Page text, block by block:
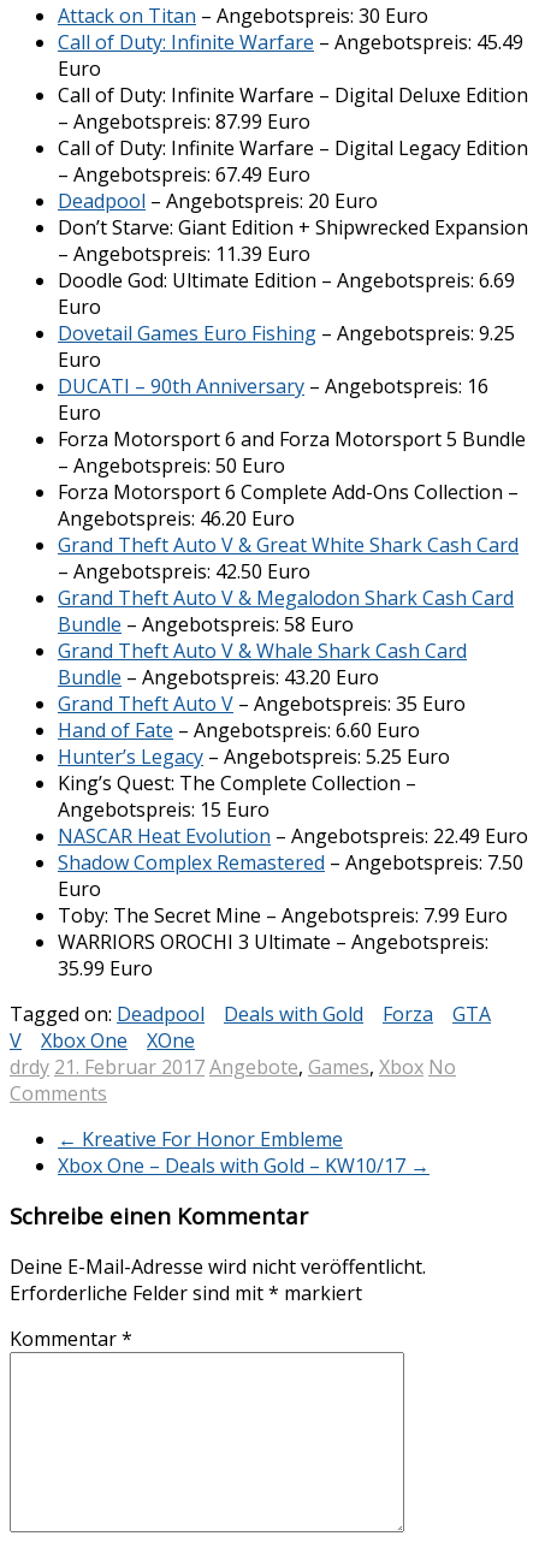
Attack on Titan – Angebotspreis: 30 Euro
Call of Duty: Infinite Warfare – Angebotspreis: 45.49
Euro
Call of Duty: Infinite Warfare – Digital Deluxe Edition
– Angebotspreis: 87.99 Euro
Call of Duty: Infinite Warfare – Digital Legacy Edition
– Angebotspreis: 67.49 Euro
Deadpool – Angebotspreis: 20 Euro
Don’t Starve: Giant Edition + Shipwrecked Expansion
– Angebotspreis: 11.39 Euro
Doodle God: Ultimate Edition – Angebotspreis: 6.69
Euro
Dovetail Games Euro Fishing – Angebotspreis: 9.25
Euro
DUCATI – 90th Anniversary – Angebotspreis: 16
Euro
Forza Motorsport 6 and Forza Motorsport 5 Bundle
– Angebotspreis: 50 Euro
Forza Motorsport 6 Complete Add-Ons Collection –
Angebotspreis: 46.20 Euro
Grand Theft Auto V & Great White Shark Cash Card
– Angebotspreis: 42.50 Euro
Grand Theft Auto V & Megalodon Shark Cash Card
Bundle – Angebotspreis: 58 Euro
Grand Theft Auto V & Whale Shark Cash Card
Bundle – Angebotspreis: 43.20 Euro
Grand Theft Auto V – Angebotspreis: 35 Euro
Hand of Fate – Angebotspreis: 6.60 Euro
Hunter’s Legacy – Angebotspreis: 5.25 Euro
King’s Quest: The Complete Collection –
Angebotspreis: 15 Euro
NASCAR Heat Evolution – Angebotspreis: 22.49 Euro
Shadow Complex Remastered – Angebotspreis: 7.50
Euro
Toby: The Secret Mine – Angebotspreis: 7.99 Euro
WARRIORS OROCHI 3 Ultimate – Angebotspreis:
35.99 Euro
Tagged on: Deadpool Deals with Gold Forza
GTA
V
Xbox One
XOne
drdy 21. Februar 2017Angebote, Games, Xbox No
Comments
← Kreative For Honor Embleme
Xbox One – Deals with Gold – KW10/17 →
Schreibe einen Kommentar
Deine E-Mail-Adresse wird nicht veröffentlicht.
Erforderliche Felder sind mit* markiert
Kommentar*